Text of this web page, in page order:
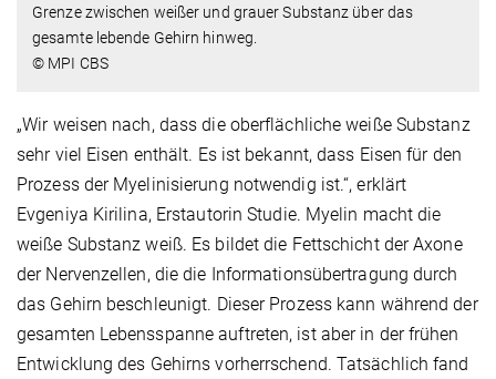
Grenze zwischen weißer und grauer Substanz über das
gesamte lebende Gehirn hinweg.
© MPI CBS
„Wir weisen nach, dass die oberflächliche weiße Substanz
sehr viel Eisen enthält. Es ist bekannt, dass Eisen für den
Prozess der Myelinisierung notwendig ist.“, erklärt
Evgeniya Kirilina, Erstautorin Studie. Myelin macht die
weiße Substanz weiß. Es bildet die Fettschicht der Axone
der Nervenzellen, die die Informationsübertragung durch
das Gehirn beschleunigt. Dieser Prozess kann während der
gesamten Lebensspanne auftreten, ist aber in der frühen
Entwicklung des Gehirns vorherrschend. Tatsächlich fand